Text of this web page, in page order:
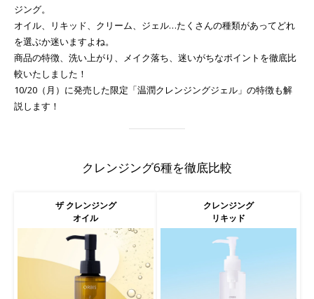
ジング。
オイル、リキッド、クリーム、ジェル…たくさんの種類があってどれ
を選ぶか迷いますよね。
商品の特徴、洗い上がり、メイク落ち、迷いがちなポイントを徹底比
較いたしました！
10/20（月）に発売した限定「温潤クレンジングジェル」の特徴も解
説します！
クレンジング6種を徹底比較
ザ クレンジング
オイル
クレンジング
リキッド